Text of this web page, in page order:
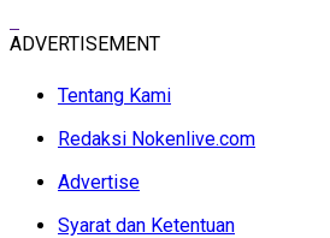
ADVERTISEMENT
Tentang Kami
Redaksi Nokenlive.com
Advertise
Syarat dan Ketentuan